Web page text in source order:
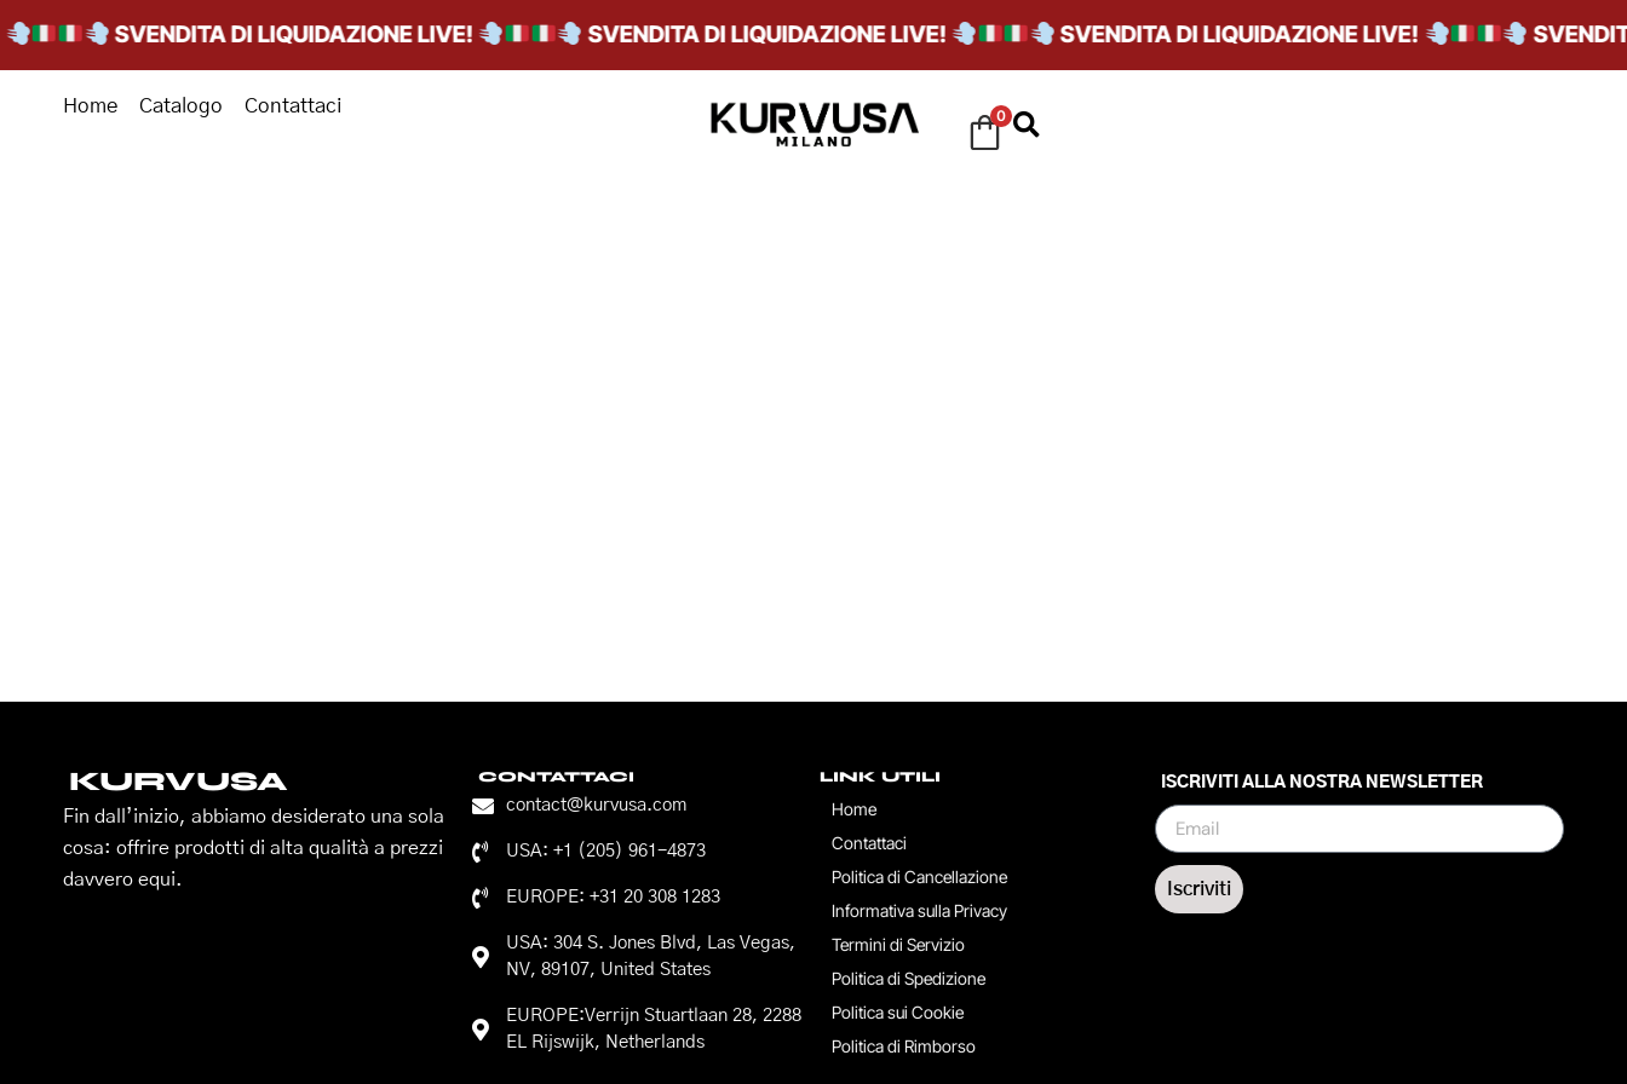
SVENDITA DI LIQUIDAZIONE LIVE! SVENDITA DI LIQUIDAZIONE LIVE! SVENDITA DI LIQUIDAZIONE LIVE!
Home Catalogo Contattaci 0
KURVUSA
Fin dall’inizio, abbiamo desiderato una sola
cosa: offrire prodotti di alta qualità a prezzi
davvero equi.
CONTATTACI
contact@kurvusa.com
USA: +1 (205) 961-4873
EUROPE: +31 20 308 1283
USA: 304 S. Jones Blvd, Las Vegas,
NV, 89107, United States
EUROPE:Verrijn Stuartlaan 28, 2288
EL Rijswijk, Netherlands
LINK UTILI
Home
Contattaci
Politica di Cancellazione
Informativa sulla Privacy
Termini di Servizio
Politica di Spedizione
Politica sui Cookie
Politica di Rimborso
ISCRIVITI ALLA NOSTRA NEWSLETTER
Iscriviti